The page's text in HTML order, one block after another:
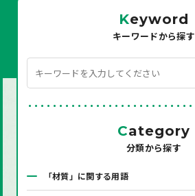
Keyword
キーワードから探す
Category
分類から探す
「材質」に関する用語